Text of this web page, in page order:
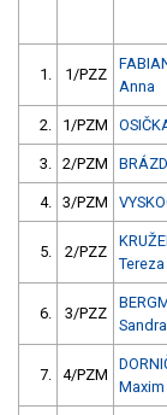
1. 1/PZZ
Anna
2. 1/PZM
3. 2/PZM
4. 3/PZM
5. 2/PZZ
Tereza
6. 3/PZZ
Sandra
7. 4/PZM
Maxim